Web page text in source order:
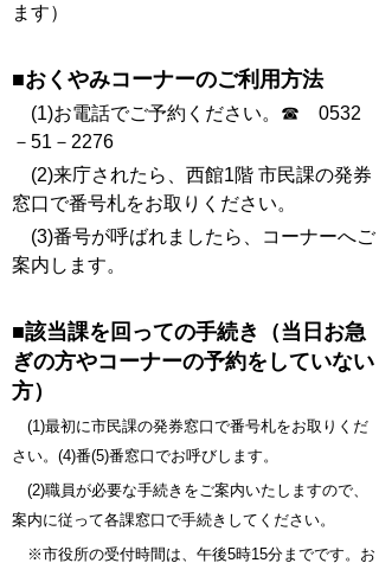
ます）
■おくやみコーナーのご利用方法
(1)お電話でご予約ください。☎ 0532
－51－2276
(2)来庁されたら、西館1階 市民課の発券
窓口で番号札をお取りください。
(3)番号が呼ばれましたら、コーナーへご
案内します。
■該当課を回っての手続き（当日お急
ぎの方やコーナーの予約をしていない
方）
(1)最初に市民課の発券窓口で番号札をお取りくだ
さい。(4)番(5)番窓口でお呼びします。
(2)職員が必要な手続きをご案内いたしますので、
案内に従って各課窓口で手続きしてください。
※市役所の受付時間は、午後5時15分までです。お